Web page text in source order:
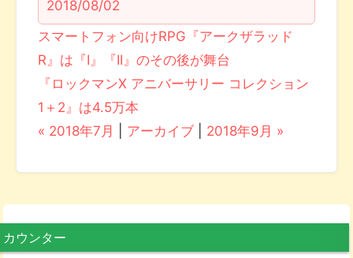
2018/08/02
スマートフォン向けRPG『アークザラッド
R』は『I』『II』のその後が舞台
『ロックマンX アニバーサリー コレクション
1＋2』は4.5万本
« 2018年7月
アーカイブ 2018年9月 »
カウンター